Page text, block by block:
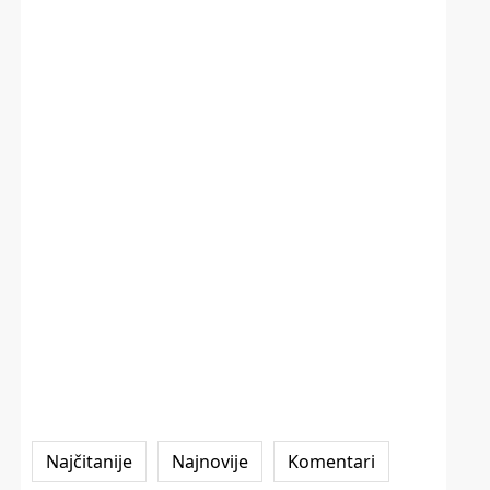
Najčitanije Najnovije Komentari